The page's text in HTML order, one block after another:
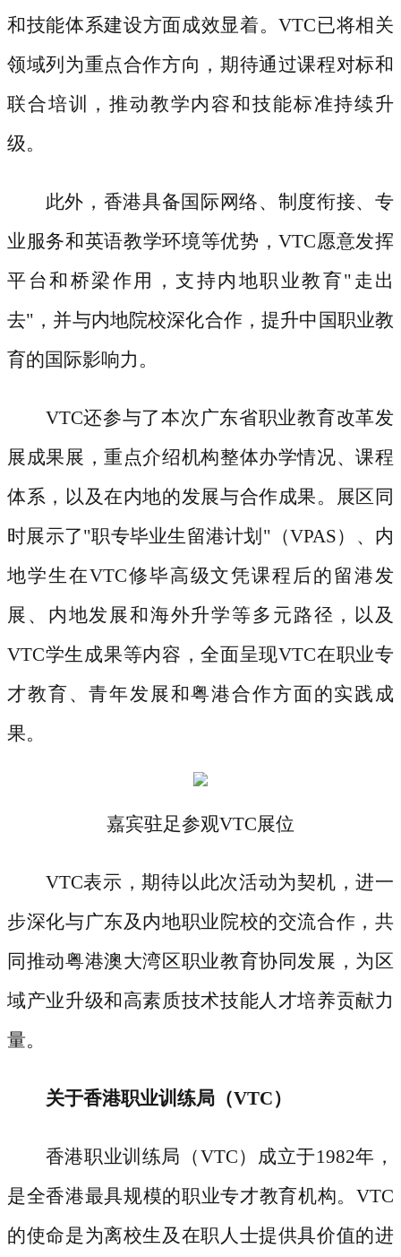
和技能体系建设方面成效显着。VTC已将相关
领域列为重点合作方向，期待通过课程对标和
联合培训，推动教学内容和技能标准持续升
级。
此外，香港具备国际网络、制度衔接、专
业服务和英语教学环境等优势，VTC愿意发挥
平台和桥梁作用，支持内地职业教育"走出
去"，并与内地院校深化合作，提升中国职业教
育的国际影响力。
VTC还参与了本次广东省职业教育改革发
展成果展，重点介绍机构整体办学情况、课程
体系，以及在内地的发展与合作成果。展区同
时展示了"职专毕业生留港计划"（VPAS）、内
地学生在VTC修毕高级文凭课程后的留港发
展、内地发展和海外升学等多元路径，以及
VTC学生成果等内容，全面呈现VTC在职业专
才教育、青年发展和粤港合作方面的实践成
果。
嘉宾驻足参观VTC展位
VTC表示，期待以此次活动为契机，进一
步深化与广东及内地职业院校的交流合作，共
同推动粤港澳大湾区职业教育协同发展，为区
域产业升级和高素质技术技能人才培养贡献力
量。
关于香港职业训练局（VTC）
香港职业训练局（VTC）成立于1982年，
是全香港最具规模的职业专才教育机构。VTC
的使命是为离校生及在职人士提供具价值的进